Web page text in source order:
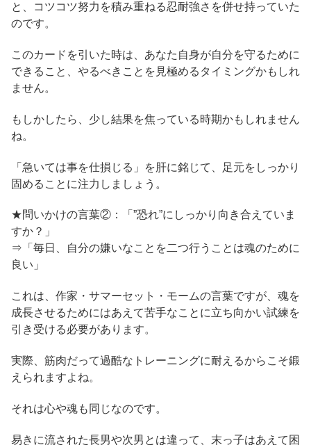
と、コツコツ努力を積み重ねる忍耐強さを併せ持っていた
のです。
このカードを引いた時は、あなた自身が自分を守るために
できること、やるべきことを見極めるタイミングかもしれ
ません。
もしかしたら、少し結果を焦っている時期かもしれません
ね。
「急いては事を仕損じる」を肝に銘じて、足元をしっかり
固めることに注力しましょう。
★問いかけの言葉②：「”恐れ”にしっかり向き合えていま
すか？」
⇒「毎日、自分の嫌いなことを二つ行うことは魂のために
良い」
これは、作家・サマーセット・モームの言葉ですが、魂を
成長させるためにはあえて苦手なことに立ち向かい試練を
引き受ける必要があります。
実際、筋肉だって過酷なトレーニングに耐えるからこそ鍛
えられますよね。
それは心や魂も同じなのです。
易きに流された長男や次男とは違って、末っ子はあえて困